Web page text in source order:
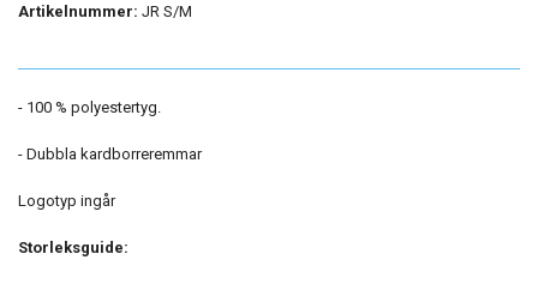
Artikelnummer: JR S/M
- 100 % polyestertyg.
- Dubbla kardborreremmar
Logotyp ingår
Storleksguide: